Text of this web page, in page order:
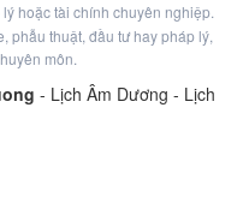
hoặc tài chính chuyên nghiệp.
phẫu thuật, đầu tư hay pháp lý,
môn.
- Lịch Âm Dương - Lịch